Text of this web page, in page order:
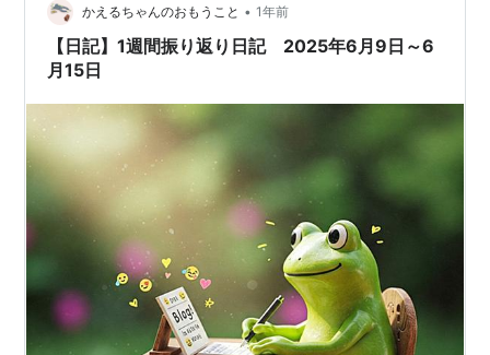
かえるちゃんのおもうこと • 1年前
【日記】1週間振り返り日記 2025年6月9日～6
月15日